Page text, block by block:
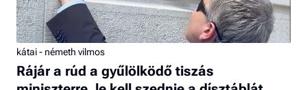
kátai - németh vilmos
Rájár a rúd a gyűlölködő tiszás